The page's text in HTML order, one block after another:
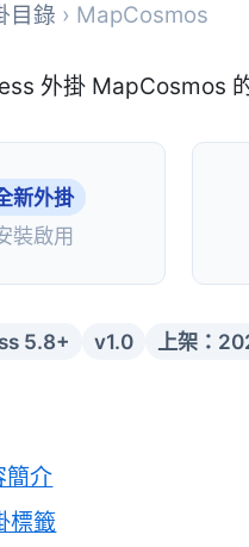
目錄 › MapCosmos
新外掛
裝啟用
5.8+ v1.0 上架：
簡介
標籤